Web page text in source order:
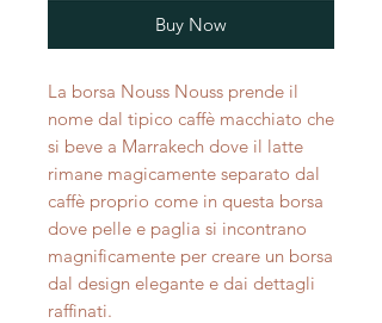
Buy Now
La borsa Nouss Nouss prende il
nome dal tipico caffè macchiato che
si beve a Marrakech dove il latte
rimane magicamente separato dal
caffè proprio come in questa borsa
dove pelle e paglia si incontrano
magnificamente per creare un borsa
dal design elegante e dai dettagli
raffinati.